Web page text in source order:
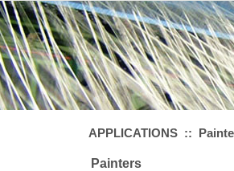
APPLICATIONS ::
Painters